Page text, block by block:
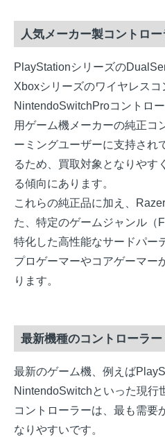
人気メーカー製コントロ
PlayStationシリーズの
Xboxシリーズのワイヤレスコ
NintendoSwitchProコントロ
用ゲーム機メーカーの純正コ
ーミングユーザーに支持され
るため、買取対象となりやす
る傾向にあります。
これらの純正品に加え、
た、特定のゲームジャンル（
特化した高性能なサードパー
プロゲーマーやコアゲーマー
ります。
最新機種のコントローラー
最新のゲーム機、例えば
NintendoSwitchといった現行
コントローラーは、最も需要
なりやすいです。